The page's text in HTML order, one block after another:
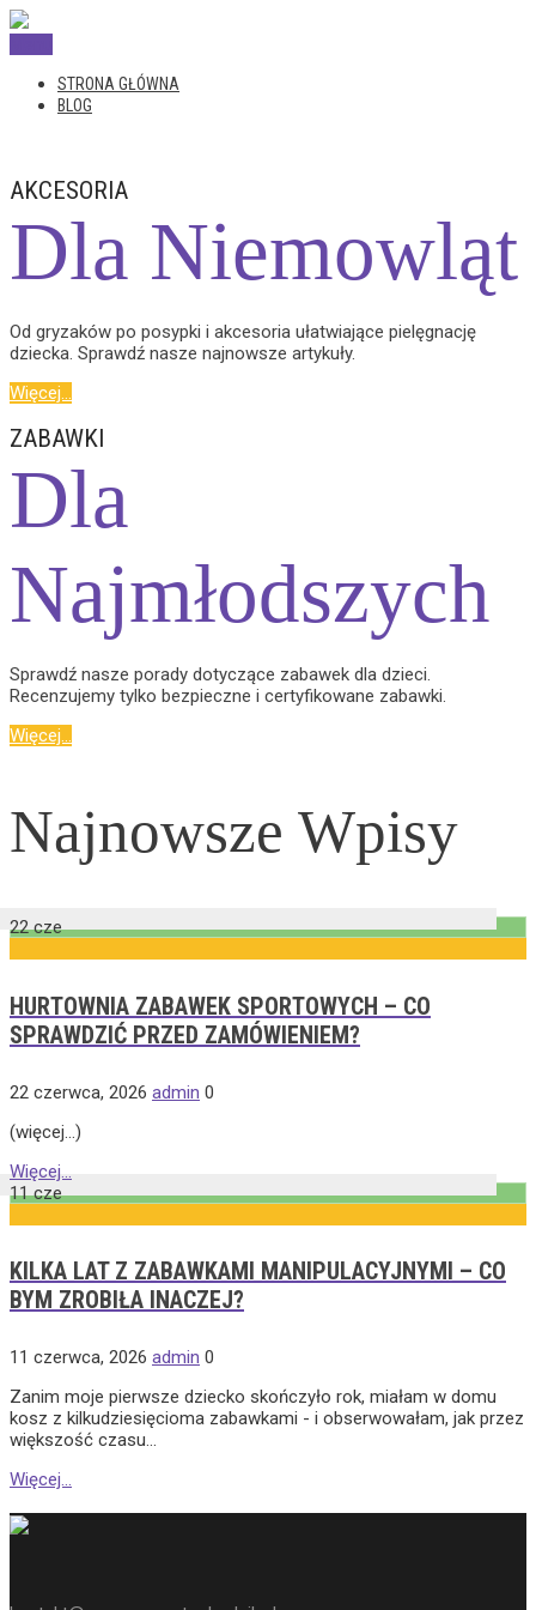
STRONA GŁÓWNA
BLOG
AKCESORIA
Dla Niemowląt
Od gryzaków po posypki i akcesoria ułatwiające pielęgnację
dziecka. Sprawdź nasze najnowsze artykuły.
Więcej...
ZABAWKI
Dla
Najmłodszych
Sprawdź nasze porady dotyczące zabawek dla dzieci.
Recenzujemy tylko bezpieczne i certyfikowane zabawki.
Więcej...
Najnowsze Wpisy
22 cze
HURTOWNIA ZABAWEK SPORTOWYCH – CO
SPRAWDZIĆ PRZED ZAMÓWIENIEM?
22 czerwca, 2026 admin 0
(więcej…)
Więcej...
11 cze
KILKA LAT Z ZABAWKAMI MANIPULACYJNYMI – CO
BYM ZROBIŁA INACZEJ?
11 czerwca, 2026 admin 0
Zanim moje pierwsze dziecko skończyło rok, miałam w domu
kosz z kilkudziesięcioma zabawkami - i obserwowałam, jak przez
większość czasu...
Więcej...